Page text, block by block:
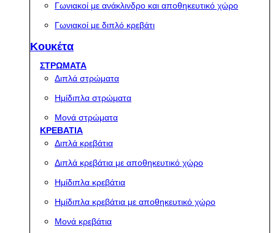
Γωνιακοί με ανάκλινδρο και αποθηκευτικό χώρο
Γωνιακοί με διπλό κρεβάτι
Κουκέτα
ΣΤΡΩΜΑΤΑ
Διπλά στρώματα
Ημίδιπλα στρώματα
Μονά στρώματα
ΚΡΕΒΑΤΙΑ
Διπλά κρεβάτια
Διπλά κρεβάτια με αποθηκευτικό χώρο
Ημίδιπλα κρεβάτια
Ημίδιπλα κρεβάτια με αποθηκευτικό χώρο
Μονά κρεβάτια